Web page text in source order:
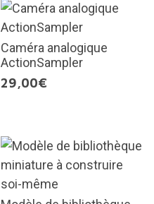
Caméra analogique
ActionSampler
29,00€